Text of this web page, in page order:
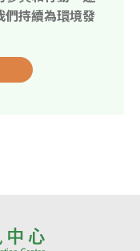
們持續為環境發